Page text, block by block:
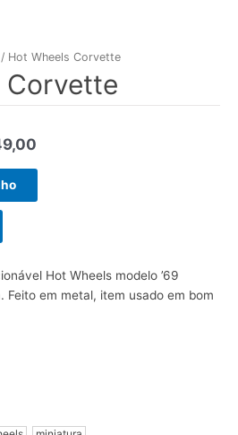
/ Hot Wheels Corvette
Corvette
Hot Wheels modelo ’69
Feito em metal, item usado em bom